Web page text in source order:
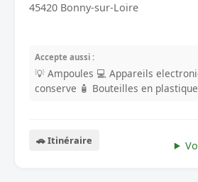
45420 Bonny-sur-Loire
Accepte aussi :
💡 Ampoules 💻 Appareils
conserve 🧴 Bouteilles en plastique
🚗 Itinéraire